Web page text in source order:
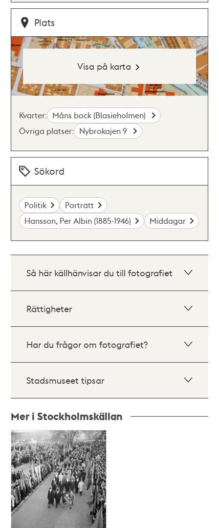
Plats
Visa på karta
Kvarter: Måns bock (Blasieholmen)
Övriga platser: Nybrokajen 9
Sökord
Politik
Porträtt
Hansson, Per Albin (1885-1946)
Middagar
Så här källhänvisar du till fotografiet
Rättigheter
Har du frågor om fotografiet?
Stadsmuseet tipsar
Mer i Stockholmskällan
Relaterade
poster
och
teman